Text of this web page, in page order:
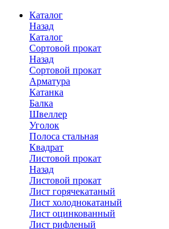
Каталог
Назад
Каталог
Сортовой прокат
Назад
Сортовой прокат
Арматура
Катанка
Балка
Швеллер
Уголок
Полоса стальная
Квадрат
Листовой прокат
Назад
Листовой прокат
Лист горячекатаный
Лист холоднокатаный
Лист оцинкованный
Лист рифленый